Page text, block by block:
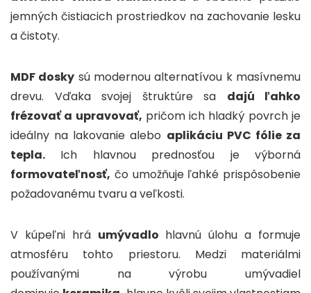
jemných čistiacich prostriedkov na zachovanie lesku
a čistoty.
MDF dosky sú modernou alternatívou k masívnemu
drevu. Vďaka svojej štruktúre sa dajú ľahko
frézovať a upravovať, pričom ich hladký povrch je
ideálny na lakovanie alebo aplikáciu PVC fólie za
tepla. Ich hlavnou prednosťou je výborná
formovateľnosť, čo umožňuje ľahké prispôsobenie
požadovanému tvaru a veľkosti.
V kúpeľni hrá umývadlo hlavnú úlohu a formuje
atmosféru tohto priestoru. Medzi materiálmi
používanými na výrobu umývadiel